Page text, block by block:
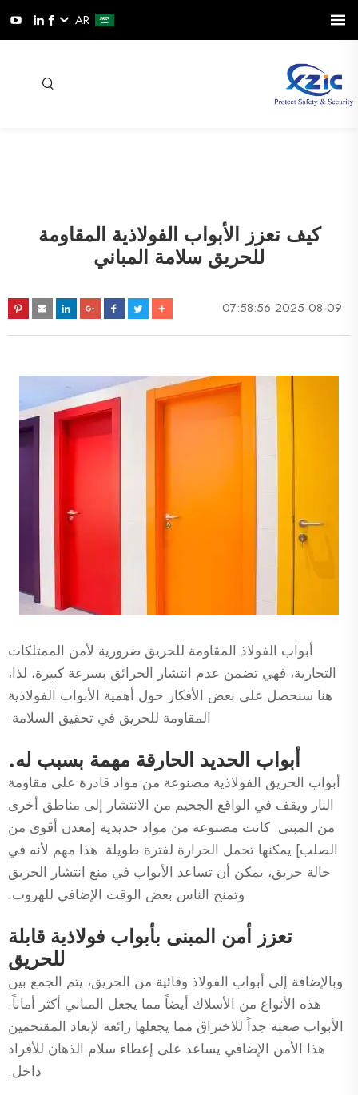
AR
كيف تعزز الأبواب الفولاذية المقاومة
للحريق سلامة المباني
2025-08-09 07:58:56
أبواب الفولاذ المقاومة للحريق ضرورية لأمن الممتلكات
التجارية، فهي تضمن عدم انتشار الحرائق بسرعة كبيرة، لذا،
هنا سنحصل على بعض الأفكار حول أهمية الأبواب الفولاذية
المقاومة للحريق في تحقيق السلامة.
أبواب الحديد الحارقة مهمة بسبب له.
أبواب الحريق الفولاذية مصنوعة من مواد قادرة على مقاومة
النار ويقف في الواقع الجحيم من الانتشار إلى مناطق أخرى
من المبنى. كانت مصنوعة من مواد حديدية [معدن أقوى من
الصلب] يمكنها تحمل الحرارة لفترة طويلة. هذا مهم لأنه في
حالة حريق، يمكن أن تساعد الأبواب في منع انتشار الحريق
وتمنح الناس بعض الوقت الإضافي للهروب.
تعزز أمن المبنى بأبواب فولاذية قابلة
للحريق
وبالإضافة إلى أبواب الفولاذ وقائية من الحريق، يتم الجمع بين
هذه الأنواع من الأسلاك أيضاً مما يجعل المباني أكثر أماناً.
الأبواب صعبة جداً للاختراق مما يجعلها رائعة لإبعاد المقتحمين
هذا الأمن الإضافي يساعد على إعطاء سلام الذهان للأفراد
داخل.